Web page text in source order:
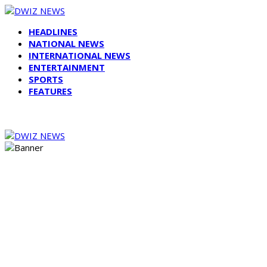
HEADLINES
NATIONAL NEWS
INTERNATIONAL NEWS
ENTERTAINMENT
SPORTS
FEATURES